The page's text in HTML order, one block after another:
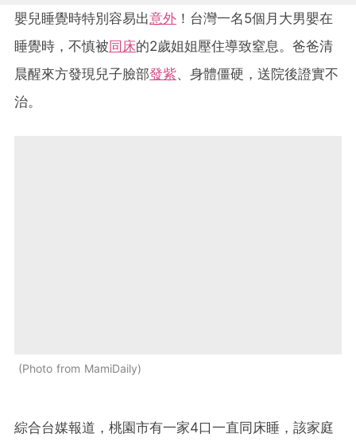
嬰兒睡覺時特別容易出意外 ！台灣一名5個月大男嬰在
睡覺時，不慎被同床的2歲姐姐壓住導致窒息。爸爸清
晨醒來方發現兒子臉部發紫、身體僵硬，送院後證實不
治。
Photo from MamiDaily
綜合台媒報道，桃園市有一家4口一直同床睡，該家庭